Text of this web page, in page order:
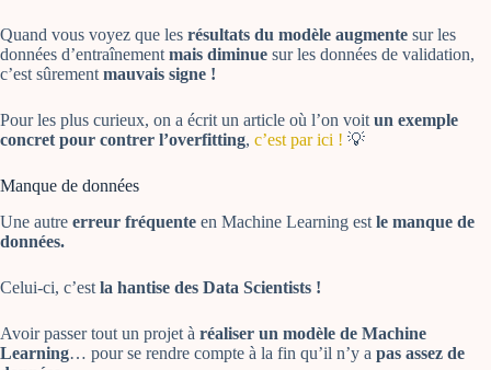
Quand vous voyez que les résultats du modèle augmente sur les
données d’entraînement mais diminue sur les données de validation,
c’est sûrement mauvais signe !
Pour les plus curieux, on a écrit un article où l’on voit un exemple
concret pour contrer l’overfitting, c’est par ici ! 💡
Manque de données
Une autre erreur fréquente en Machine Learning est le manque de
données.
Celui-ci, c’est la hantise des Data Scientists !
Avoir passer tout un projet à réaliser un modèle de Machine
Learning… pour se rendre compte à la fin qu’il n’y a pas assez de